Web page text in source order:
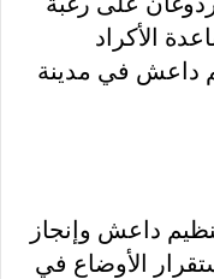
الأكراد
داعش في مدينة
داعش وإنجاز
الأوضاع في